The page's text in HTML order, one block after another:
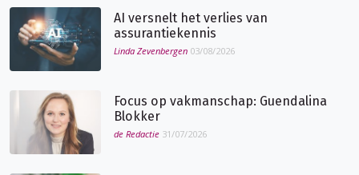
AI versnelt het verlies van
assurantiekennis
Linda Zevenbergen 03/08/2026
Focus op vakmanschap: Guendalina
Blokker
de Redactie 31/07/2026